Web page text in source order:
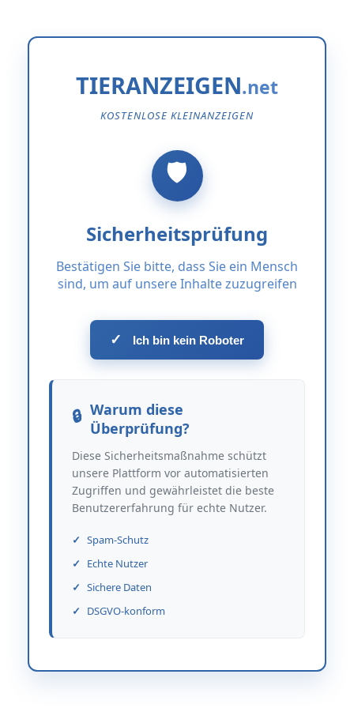
TIERANZEIGEN
KOSTENLOSE KLEINANZEIGEN
Sicherheitsprüfung
Bestätigen Sie bitte, dass Sie ein Mensch
sind, um auf unsere Inhalte zuzugreifen
✓ Ich bin kein Roboter
Warum diese
Überprüfung?
Diese Sicherheitsmaßnahme schützt
unsere Plattform vor automatisierten
Zugriffen und gewährleistet die beste
Benutzererfahrung für echte Nutzer.
Spam-Schutz
Echte Nutzer
Sichere Daten
DSGVO-konform